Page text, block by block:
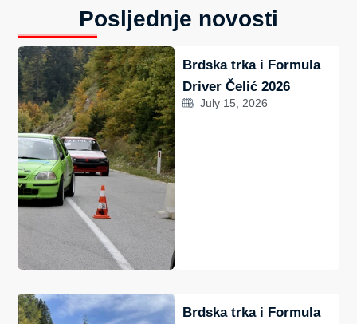
Posljednje novosti
Brdska trka i Formula
Driver Čelić 2026
July 15, 2026
Brdska trka i Formula